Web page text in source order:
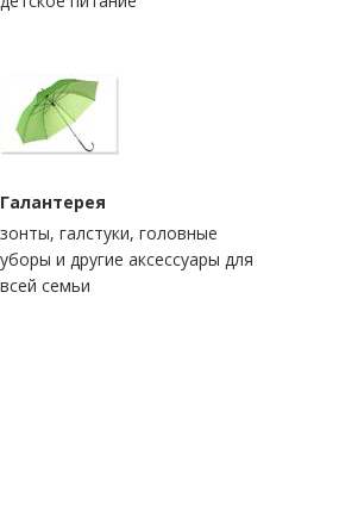
Галантерея
зонты, галстуки, головные
уборы и другие аксессуары для
всей семьи